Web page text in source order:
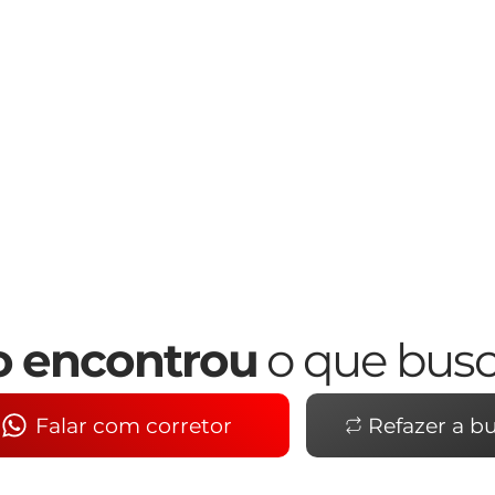
encontrou o que
Falar com corretor Refazer a